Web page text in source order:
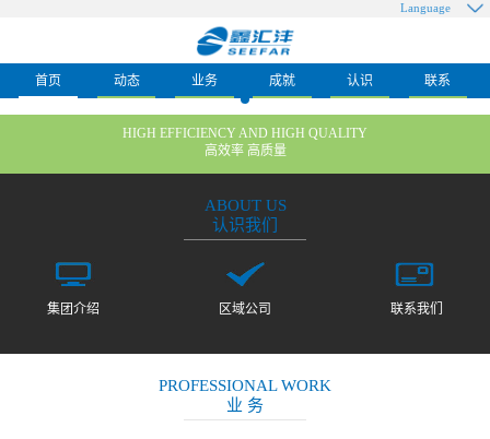
Language
首页 动态 业务 成就 认识 联系
HIGH EFFICIENCY AND HIGH QUALITY
高效率 高质量
ABOUT US
认识我们
集团介绍 区域公司 联系我们
PROFESSIONAL WORK
业 务